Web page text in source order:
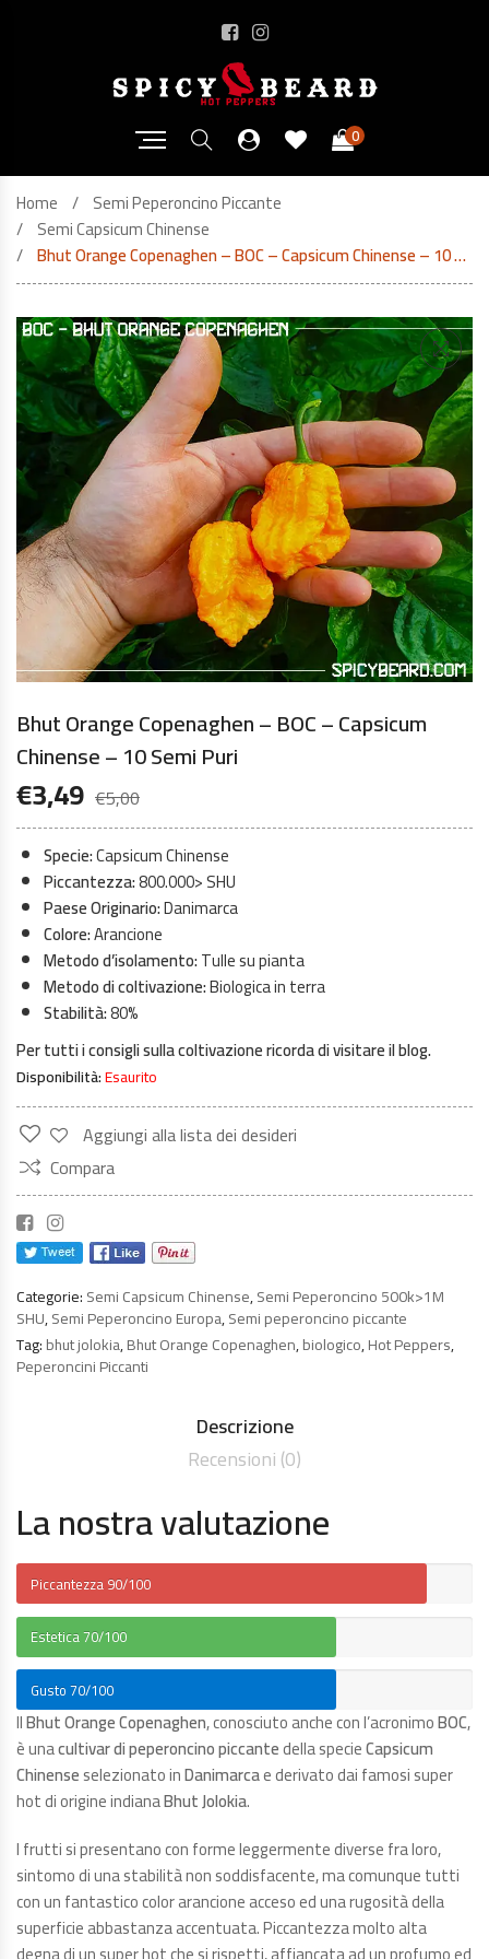
0
Home
Semi Peperoncino Piccante
Semi Capsicum Chinense
Bhut Orange Copenaghen – BOC – Capsicum Chinense – 10 Semi Puri
Bhut Orange Copenaghen – BOC – Capsicum
Chinense – 10 Semi Puri
€5,00
€3,49
Specie:Capsicum Chinense
Piccantezza:800.000> SHU
Paese Originario:Danimarca
Colore:Arancione
Metodo d’isolamento:Tulle su pianta
Metodo di coltivazione:Biologica in terra
Stabilità:80%
Per tutti i consigli sulla coltivazione ricorda di visitare il blog.
Disponibilità:Esaurito
Aggiungi alla lista dei desideri
Compara
Categorie:Semi Capsicum Chinense,Semi Peperoncino 500k>1M
SHU,Semi Peperoncino Europa,Semi peperoncino piccante
Tag:bhut jolokia,Bhut Orange Copenaghen,biologico,Hot Peppers,
Peperoncini Piccanti
Descrizione
Recensioni (0)
La nostra valutazione
Piccantezza90/100
Estetica70/100
Gusto70/100
IlBhut Orange Copenaghen, conosciuto anche con l’acronimoBOC,
è unacultivar di peperoncino piccantedella specieCapsicum
Chinenseselezionato inDanimarcae derivato dai famosi super
hot di origine indianaBhut Jolokia.
I frutti si presentano con forme leggermente diverse fra loro,
sintomo di una stabilità non soddisfacente, ma comunque tutti
con un fantastico color arancione acceso ed una rugosità della
superficie abbastanza accentuata. Piccantezza molto alta